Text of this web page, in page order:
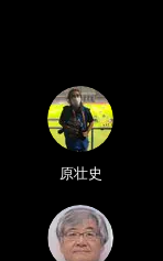
原壮史